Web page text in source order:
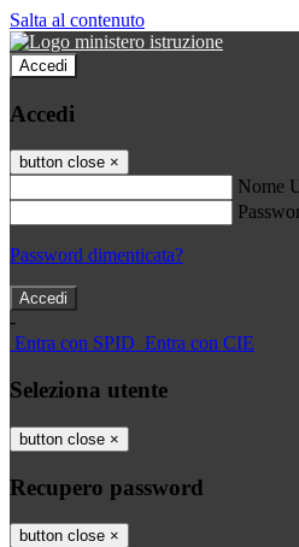
Salta al contenuto
Accedi
Accedi
button close ×
Nome
Password dimenticata?
-
Entra con SPID Entra con CIE
Seleziona utente
button close ×
Recupero password
button close ×